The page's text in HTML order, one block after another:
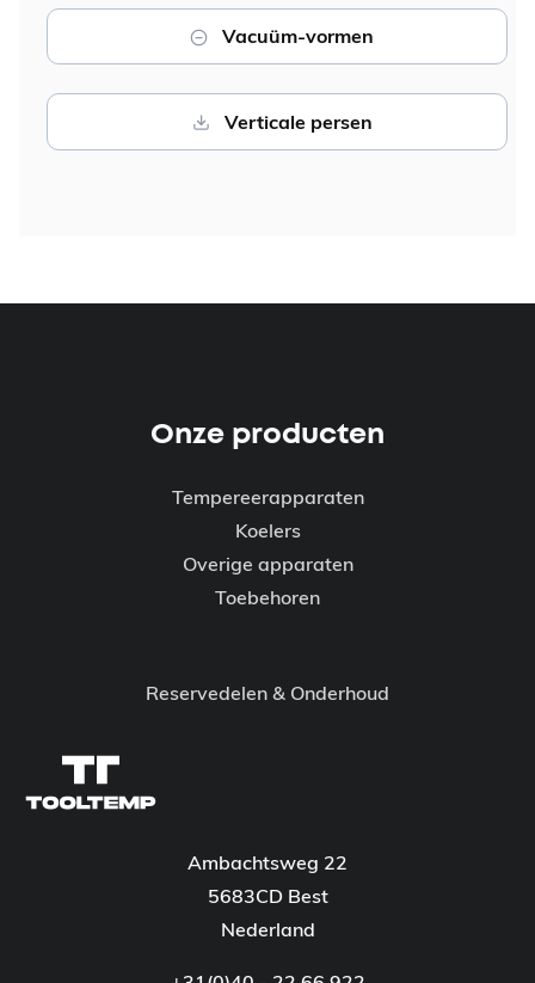
Vacuüm-vormen
Verticale persen
Onze producten
Tempereerapparaten
Koelers
Overige apparaten
Toebehoren
Reservedelen & Onderhoud
Ambachtsweg 22
5683CD Best
Nederland